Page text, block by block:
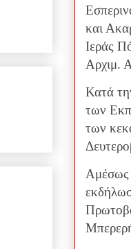
και
Ιεράς
Αρχιμ.
Κατά
των
των
Αμέσως